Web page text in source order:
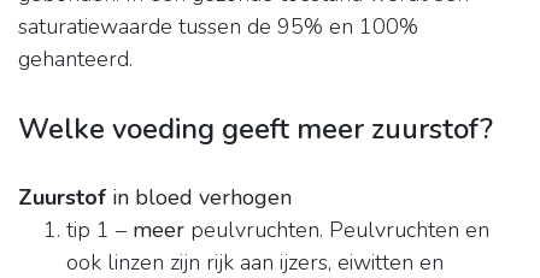
saturatiewaarde tussen de 95% en 100%
gehanteerd.
Welke voeding geeft meer zuurstof?
Zuurstof in bloed verhogen
tip 1 – meer peulvruchten. Peulvruchten en
ook linzen zijn rijk aan ijzers, eiwitten en